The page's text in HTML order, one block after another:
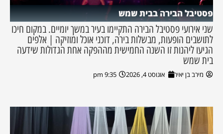
פסטיבל הבירה בבית שמש
שני אירועי פסטיבל הבירה התקיימו בעיר במשך יומיים. במקום חיכו
לתושבים הופעות, מבשלות בירה, דוכני אוכל ומוזיקה | אלפים
הגיעו ליהנות זו השנה החמישית מההפקה אחת הגדולות שידעה
בית שמש
מירב בן יאיר אוגוסט 4, 2026 9:35 pm